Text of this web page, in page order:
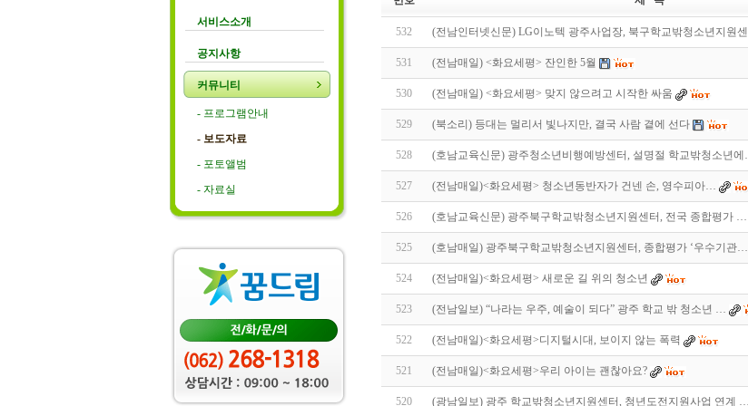
서비스소개
공지사항
커뮤니티
- 프로그램안내
- 보도자료
- 포토앨범
- 자료실
532 (전남인터넷신문) LG이노텍 광주사업장, 북구학교밖청소년지원
531 (전남매일) <화요세평> 잔인한 5월
530 (전남매일) <화요세평> 맞지 않으려고 시작한 싸움
529 (북소리) 등대는 멀리서 빛나지만, 결국 사람 곁에 선다
528 (호남교육신문) 광주청소년비행예방센터, 설명절 학교밖청소년
527 (전남매일)<화요세평> 청소년동반자가 건넨 손, 영수피아…
526 (호남교육신문) 광주북구학교밖청소년지원센터, 전국 종합평가 …
525 (호남매일) 광주북구학교밖청소년지원센터, 종합평가 ‘우수기관…
524 (전남매일)<화요세평> 새로운 길 위의 청소년
523 (전남일보) “나라는 우주, 예술이 되다” 광주 학교 밖 청소년 …
522 (전남매일)<화요세평>디지털시대, 보이지 않는 폭력
521 (전남매일)<화요세평>우리 아이는 괜찮아요?
520 (광남일보) 광주 학교밖청소년지원센터, 청년도전지원사업 연계 …